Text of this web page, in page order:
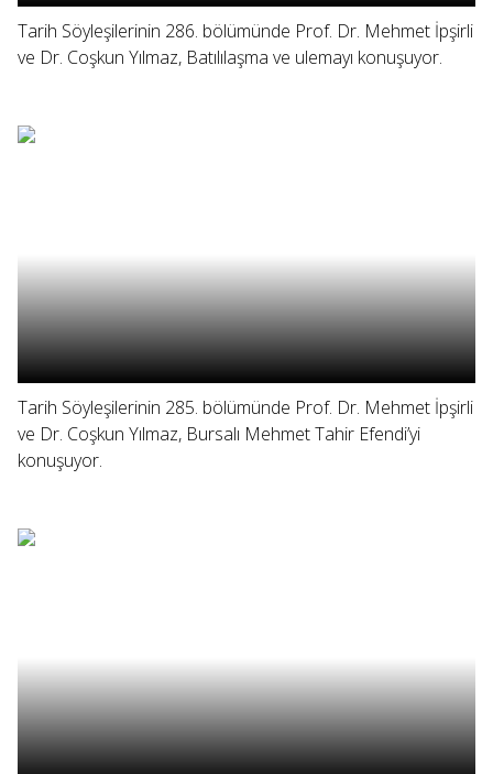
Tarih Söyleşilerinin 286. bölümünde Prof. Dr. Mehmet İpşirli
ve Dr. Coşkun Yılmaz, Batılılaşma ve ulemayı konuşuyor.
Tarih Söyleşilerinin 285. bölümünde Prof. Dr. Mehmet İpşirli
ve Dr. Coşkun Yılmaz, Bursalı Mehmet Tahir Efendi’yi
konuşuyor.